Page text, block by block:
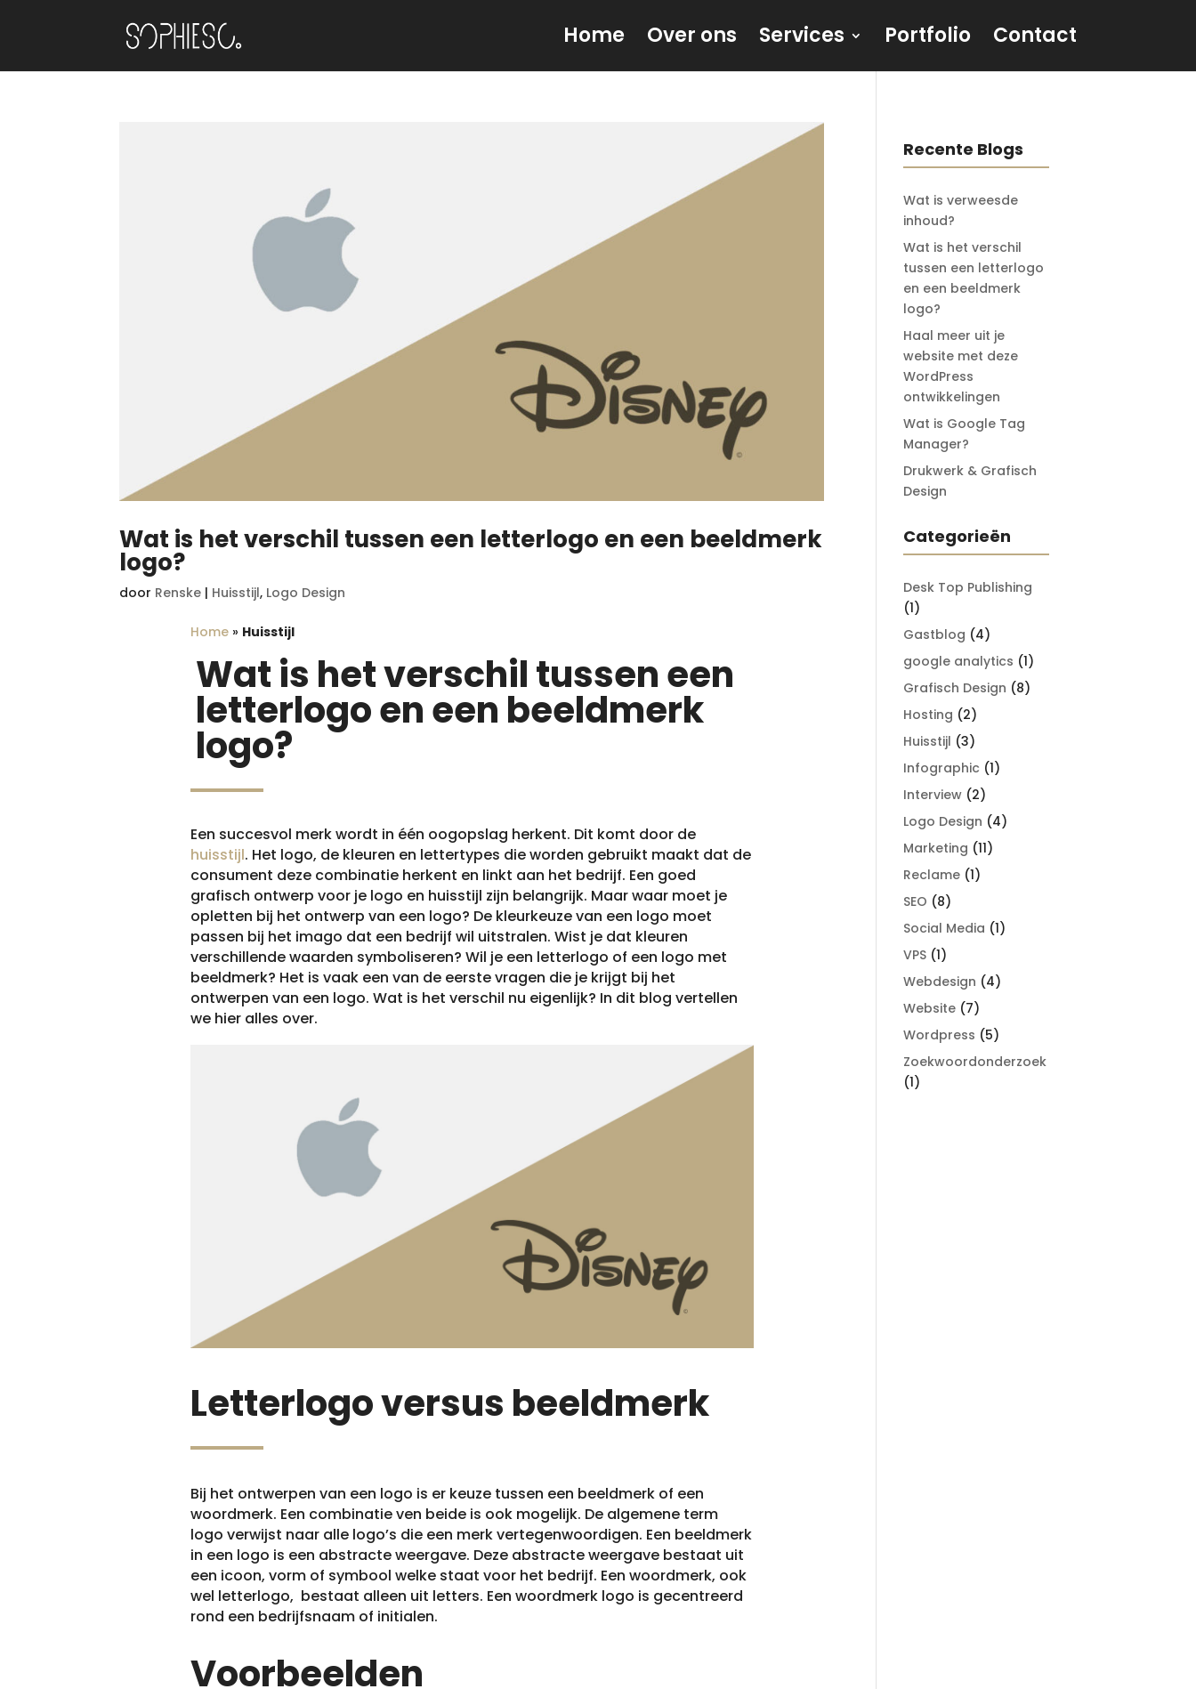
Home Over ons Services Portfolio Contact
Wat is het verschil tussen een letterlogo en een beeldmerk
logo?
door Renske | Huisstijl, Logo Design
Home» Huisstijl
Wat is het verschil tussen een
letterlogo en een beeldmerk
logo?
Een succesvol merk wordt in één oogopslag herkent. Dit komt door de
huisstijl. Het logo, de kleuren en lettertypes die worden gebruikt maakt dat de
consument deze combinatie herkent en linkt aan het bedrijf. Een goed
grafisch ontwerp voor je logo en huisstijl zijn belangrijk. Maar waar moet je
opletten bij het ontwerp van een logo? De kleurkeuze van een logo moet
passen bij het imago dat een bedrijf wil uitstralen. Wist je dat kleuren
verschillende waarden symboliseren? Wil je een letterlogo of een logo met
beeldmerk? Het is vaak een van de eerste vragen die je krijgt bij het
ontwerpen van een logo. Wat is het verschil nu eigenlijk? In dit blog vertellen
we hier alles over.
Letterlogo versus beeldmerk
Bij het ontwerpen van een logo is er keuze tussen een beeldmerk of een
woordmerk. Een combinatie ven beide is ook mogelijk. De algemene term
logo verwijst naar alle logo’s die een merk vertegenwoordigen. Een beeldmerk
in een logo is een abstracte weergave. Deze abstracte weergave bestaat uit
een icoon, vorm of symbool welke staat voor het bedrijf. Een woordmerk, ook
wel letterlogo, bestaat alleen uit letters. Een woordmerk logo is gecentreerd
rond een bedrijfsnaam of initialen.
Voorbeelden
Recente Blogs
Wat is verweesde
inhoud?
Wat is het verschil
tussen een letterlogo
en een beeldmerk
logo?
Haal meer uit je
website met deze
WordPress
ontwikkelingen
Wat is Google Tag
Manager?
Drukwerk & Grafisch
Design
Categorieën
Desk Top Publishing
(1)
Gastblog (4)
google analytics (1)
Grafisch Design (8)
Hosting (2)
Huisstijl (3)
Infographic (1)
Interview (2)
Logo Design (4)
Marketing (11)
Reclame (1)
SEO (8)
Social Media (1)
VPS (1)
Webdesign (4)
Website (7)
Wordpress (5)
Zoekwoordonderzoek
(1)